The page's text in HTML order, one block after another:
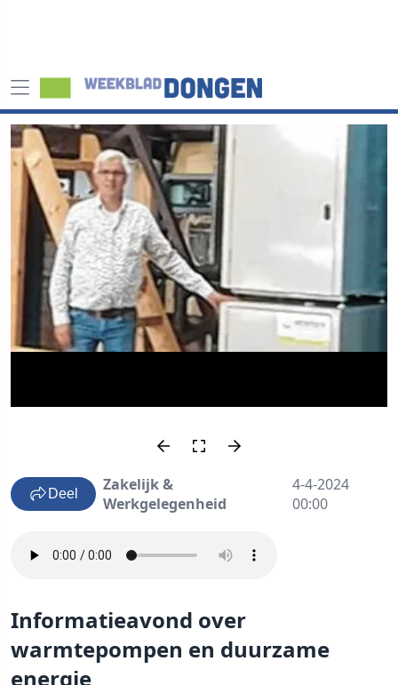
Deel
Zakelijk &
Werkgelegenheid
4-4-2024
00:00
Informatieavond over
warmtepompen en duurzame
energie